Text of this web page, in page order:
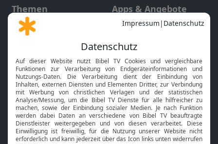
Themen
Gott und Bibel erklärt
Neuigkeiten
Apps & Angebote
Mobile App
Smart TV
HbbTV
Bibelthek Online-Bibel
Nächster Gottesdienst
Bibel TV Service